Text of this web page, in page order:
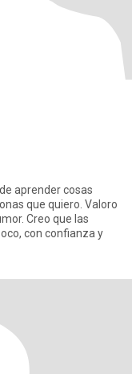
aprender cosas
que quiero. Valoro
Creo que las
con confianza y